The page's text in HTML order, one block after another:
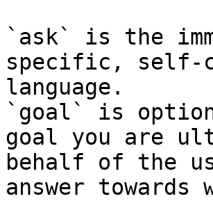
`ask` is the
specific, self-
language.
`goal` is
goal you are
behalf of the
answer